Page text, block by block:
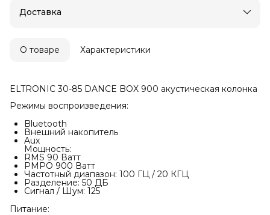
Доставка
О товаре Характеристики
ELTRONIC 30-85 DANCE BOX 900 акустическая колонка
Режимы воспроизведения:
Bluetooth
Внешний накопитель
Aux
Мощность:
RMS 90 Ватт
PMPO 900 Ватт
Частотный диапазон: 100 ГЦ / 20 КГЦ
Разделение: 50 ДБ
Сигнал / Шум: 125
Питание: